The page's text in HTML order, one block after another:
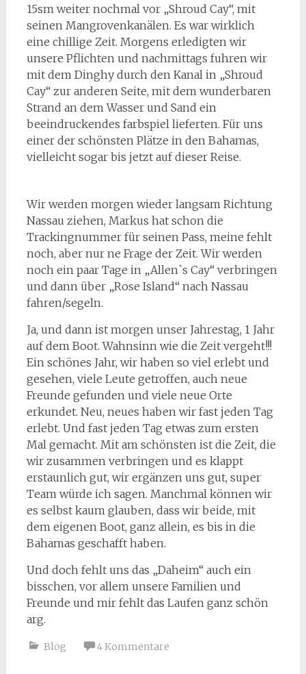
15sm weiter nochmal vor „Shroud Cay“, mit
seinen Mangrovenkanälen. Es war wirklich
eine chillige Zeit. Morgens erledigten wir
unsere Pflichten und nachmittags fuhren wir
mit dem Dinghy durch den Kanal in „Shroud
Cay“ zur anderen Seite, mit dem wunderbaren
Strand an dem Wasser und Sand ein
beeindruckendes farbspiel lieferten. Für uns
einer der schönsten Plätze in den Bahamas,
vielleicht sogar bis jetzt auf dieser Reise.
Wir werden morgen wieder langsam Richtung
Nassau ziehen, Markus hat schon die
Trackingnummer für seinen Pass, meine fehlt
noch, aber nur ne Frage der Zeit. Wir werden
noch ein paar Tage in „Allen`s Cay“ verbringen
und dann über „Rose Island“ nach Nassau
fahren/segeln.
Ja, und dann ist morgen unser Jahrestag, 1 Jahr
auf dem Boot. Wahnsinn wie die Zeit vergeht!!!
Ein schönes Jahr, wir haben so viel erlebt und
gesehen, viele Leute getroffen, auch neue
Freunde gefunden und viele neue Orte
erkundet. Neu, neues haben wir fast jeden Tag
erlebt. Und fast jeden Tag etwas zum ersten
Mal gemacht. Mit am schönsten ist die Zeit, die
wir zusammen verbringen und es klappt
erstaunlich gut, wir ergänzen uns gut, super
Team würde ich sagen. Manchmal können wir
es selbst kaum glauben, dass wir beide, mit
dem eigenen Boot, ganz allein, es bis in die
Bahamas geschafft haben.
Und doch fehlt uns das „Daheim“ auch ein
bisschen, vor allem unsere Familien und
Freunde und mir fehlt das Laufen ganz schön
arg.
Blog 4 Kommentare